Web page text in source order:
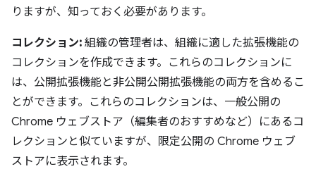
りますが、知っておく必要があります。
コレクション: 組織の管理者は、組織に適した拡張機能の
コレクションを作成できます。
これらのコレクションに
は、公開拡張機能と非公開公開拡張機能の両方を含めるこ
とができます。これらのコレクションは、一般公開の
Chrome ウェブストア（編集者のおすすめなど）にあるコ
レクションと似ていますが、限定公開の Chrome ウェブ
ストアに表示されます。